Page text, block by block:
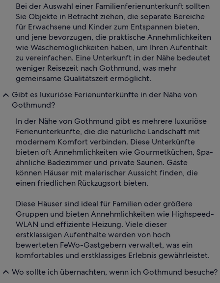
Bei der Auswahl einer Familienferienunterkunft sollten
Sie Objekte in Betracht ziehen, die separate Bereiche
für Erwachsene und Kinder zum Entspannen bieten,
und jene bevorzugen, die praktische Annehmlichkeiten
wie Wäschemöglichkeiten haben, um Ihren Aufenthalt
zu vereinfachen. Eine Unterkunft in der Nähe bedeutet
weniger Reisezeit nach Gothmund, was mehr
gemeinsame Qualitätszeit ermöglicht.
Gibt es luxuriöse Ferienunterkünfte in der Nähe von
Gothmund?
In der Nähe von Gothmund gibt es mehrere luxuriöse
Ferienunterkünfte, die die natürliche Landschaft mit
modernem Komfort verbinden. Diese Unterkünfte
bieten oft Annehmlichkeiten wie Gourmetküchen, Spa-
ähnliche Badezimmer und private Saunen. Gäste
können Häuser mit malerischer Aussicht finden, die
einen friedlichen Rückzugsort bieten.
Diese Häuser sind ideal für Familien oder größere
Gruppen und bieten Annehmlichkeiten wie Highspeed-
WLAN und effiziente Heizung. Viele dieser
erstklassigen Aufenthalte werden von hoch
bewerteten FeWo-Gastgebern verwaltet, was ein
komfortables und erstklassiges Erlebnis gewährleistet.
Wo sollte ich übernachten, wenn ich Gothmund besuche?